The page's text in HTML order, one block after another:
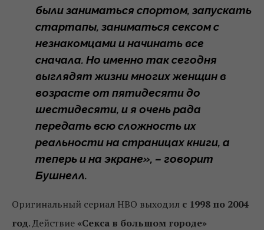
были заниматься спортом, запускать
стартапы, заниматься сексом с
незнакомцами и начинать все
сначала. Но именно так сегодня
выглядят жизни многих женщин в
возрасте от пятидесяти до
шестидесяти, и я очень рада
передать всю сложность их
реальности на страницах книги, а
теперь и на экране», – говорит
Бушнелл.
Оригинальный сериал HBO выходил с 1998 по 2004
год. Действие «Секса в большом городе»